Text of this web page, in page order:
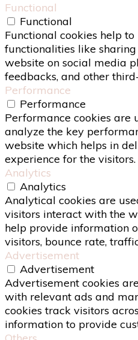
Functional
Functional
Functional cookies help
functionalities like
website on social media
feedbacks, and other
Performance
Performance
Performance cookies are
analyze the key
website which helps in
experience for the visitors.
Analytics
Analytics
Analytical cookies are
visitors interact with the
help provide information
visitors, bounce rate,
Advertisement
Advertisement
Advertisement cookies
with relevant ads and
cookies track visitors
information to provide